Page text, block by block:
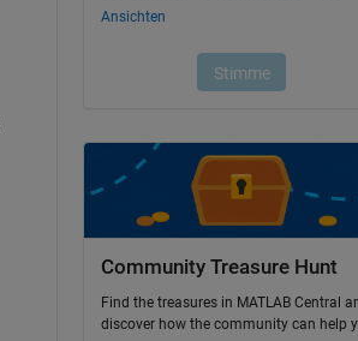
Community Treasure Hunt
Find the treasures in MATLAB Central
discover how the community can help